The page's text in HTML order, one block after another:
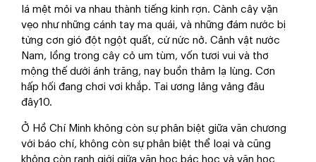
lá mệt mỏi va nhau thành tiếng kinh rợn. Cành cây vặn
vẹo như những cánh tay ma quái, và những đám nước bị
từng cơn gió đột ngột quất, cứ nức nở. Cảnh vật nước
Nam, lồng trong cây cỏ um tùm, vốn tươi vui và thơ
mộng thế dưới ánh trăng, nay buồn thảm lạ lùng. Cơn
hấp hối đang chơi vơi khắp. Tai ương lảng vảng đâu
đây10.
Ở Hồ Chí Minh không còn sự phân biệt giữa văn chương
với báo chí, không còn sự phân biệt thể loại và cũng
không còn ranh giới giữa văn học bác học và văn học